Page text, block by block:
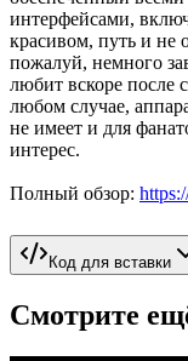
интерфейсами,
красивом, путь и не
пожалуй, немного
любит вскоре после
любом случае,
не имеет и для
интерес.
Полный обзор:
Код для вставки
Смотрите